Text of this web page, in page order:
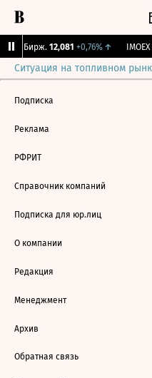
CNY Бирж. 12,081 +0,76%↑ IMOEX
Ситуация на топливном
Подписка
Реклама
РФРИТ
Справочник компаний
Подписка для юр.лиц
О компании
Редакция
Менеджмент
Архив
Обратная связь